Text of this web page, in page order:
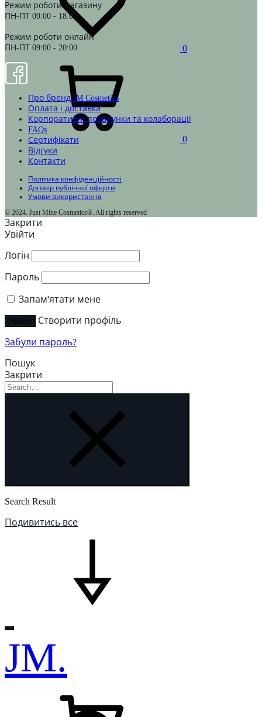
0
0
Режим роботи магазину
ПН-ПТ 09:00 - 18:00
Режим роботи онлайн
ПН-ПТ 09:00 - 20:00
Про бренд JM Cosmetics
Оплата і доставка
Корпоративні подарунки та колаборації
FAQs
Сертифікати
Відгуки
Контакти
Політика конфіденційності
Договір публічної оферти
Умови використання
© 2024. Just Mine Cosmetics®. All rights reserved
Закрити
Увійти
Логін
Пароль
Запам'ятати мене
Увійти Створити профіль
Забули пароль?
Пошук
Закрити
Пошук
Search Result
Подивитись все
JM.